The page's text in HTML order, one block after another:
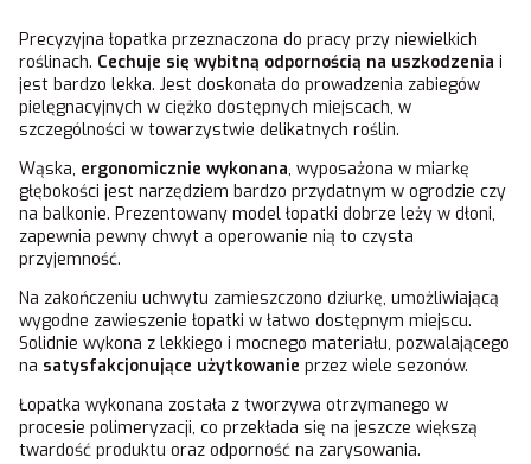
Precyzyjna łopatka przeznaczona do pracy przy niewielkich
roślinach. Cechuje się wybitną odpornością na uszkodzenia i
jest bardzo lekka. Jest doskonała do prowadzenia zabiegów
pielęgnacyjnych w ciężko dostępnych miejscach, w
szczególności w towarzystwie delikatnych roślin.
Wąska, ergonomicznie wykonana, wyposażona w miarkę
głębokości jest narzędziem bardzo przydatnym w ogrodzie czy
na balkonie. Prezentowany model łopatki dobrze leży w dłoni,
zapewnia pewny chwyt a operowanie nią to czysta
przyjemność.
Na zakończeniu uchwytu zamieszczono dziurkę, umożliwiającą
wygodne zawieszenie łopatki w łatwo dostępnym miejscu.
Solidnie wykona z lekkiego i mocnego materiału, pozwalającego
na satysfakcjonujące użytkowanie przez wiele sezonów.
Łopatka wykonana została z tworzywa otrzymanego w
procesie polimeryzacji, co przekłada się na jeszcze większą
twardość produktu oraz odporność na zarysowania.